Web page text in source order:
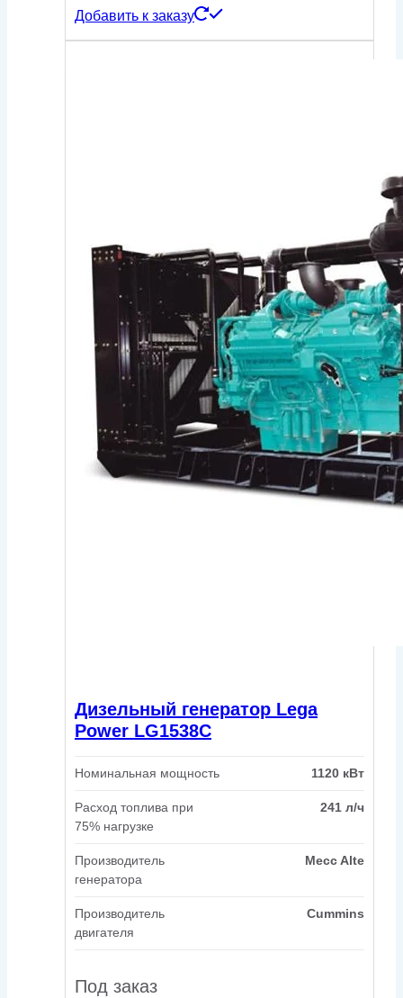
Добавить к заказу
Дизельный генератор Lega
Power LG1538C
Номинальная мощность 1120 кВт
Расход топлива при
75% нагрузке
241 л/ч
Производитель
генератора
Mecc Alte
Производитель
двигателя
Cummins
Под заказ